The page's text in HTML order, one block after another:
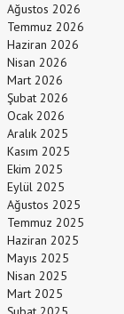
Ağustos 2026
Temmuz 2026
Haziran 2026
Nisan 2026
Mart 2026
Şubat 2026
Ocak 2026
Aralık 2025
Kasım 2025
Ekim 2025
Eylül 2025
Ağustos 2025
Temmuz 2025
Haziran 2025
Mayıs 2025
Nisan 2025
Mart 2025